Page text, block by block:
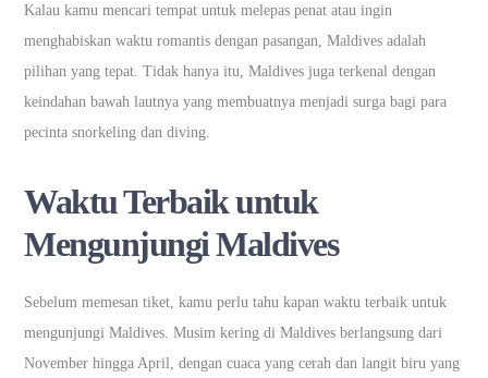
Kalau kamu mencari tempat untuk melepas penat atau ingin
menghabiskan waktu romantis dengan pasangan, Maldives adalah
pilihan yang tepat. Tidak hanya itu, Maldives juga terkenal dengan
keindahan bawah lautnya yang membuatnya menjadi surga bagi para
pecinta snorkeling dan diving.
Waktu Terbaik untuk
Mengunjungi Maldives
Sebelum memesan tiket, kamu perlu tahu kapan waktu terbaik untuk
mengunjungi Maldives. Musim kering di Maldives berlangsung dari
November hingga April, dengan cuaca yang cerah dan langit biru yang